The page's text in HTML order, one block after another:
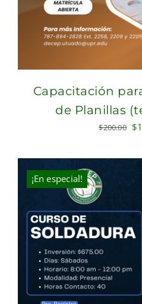
Capacitación
de Planillas
$200.00 $
¡En especial!